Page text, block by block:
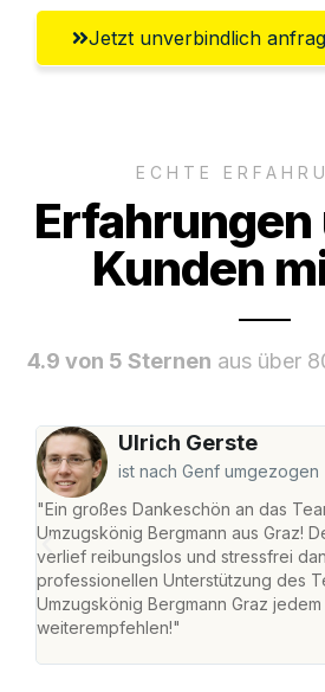
Jetzt unverbindlich
ECHTE
Kunden
4.9 von 5 Sternen aus über
Ulrich Gerste
ist nach Genf umgezogen
"Ein großes Dankeschön an das
Umzugskönig Bergmann aus Graz!
verlief reibungslos und stressfrei
professionellen Unterstützung des
Umzugskönig Bergmann Graz
weiterempfehlen!"